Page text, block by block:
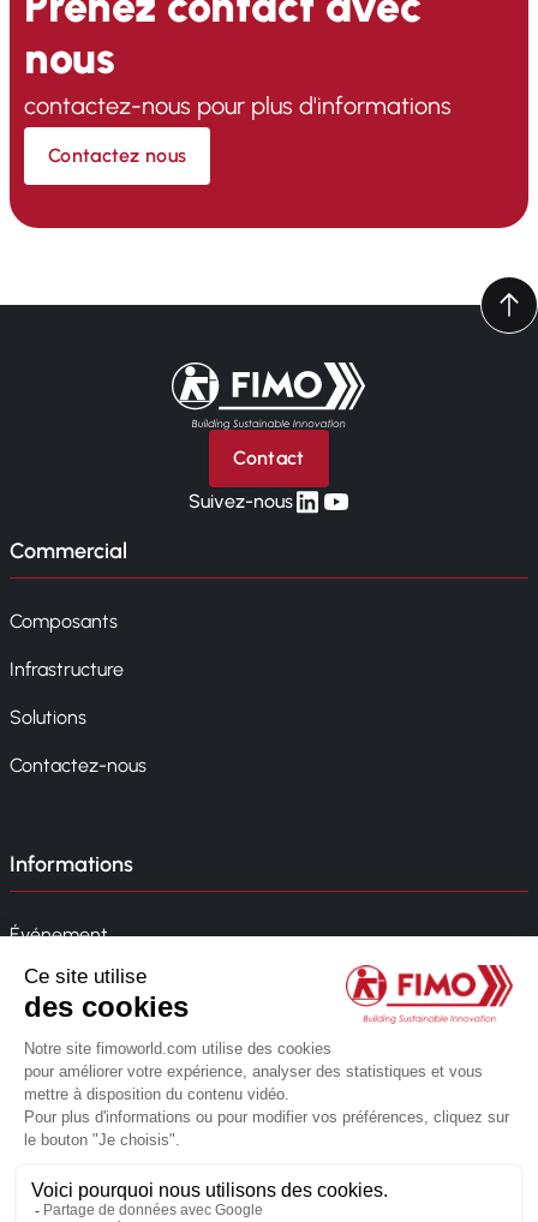
nous
contactez-nous pour plus d'informations
Contactez nous
Retour à l'accueil
Contact
Suivez-nouslinkedin
yt
Commercial
Composants
Infrastructure
Solutions
Contactez-nous
Informations
Événement
Actualités
Whistleblowing
© 2026 FIMO. Tous droits réservés.
Réalisé par l'agence web Novius